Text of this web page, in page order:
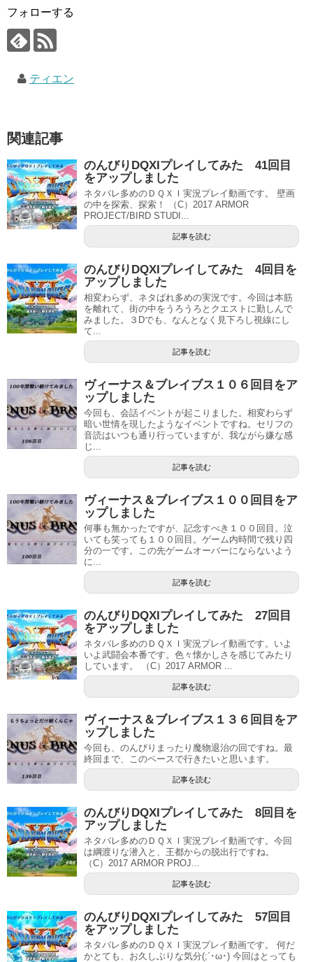
フォローする
ティエン
関連記事
のんびりDQXIプレイしてみた 41回目
をアップしました
ネタバレ多めのＤＱＸＩ実況プレイ動画です。 壁画
の中を探索、探索！ （C）2017 ARMOR
PROJECT/BIRD STUDI...
記事を読む
のんびりDQXIプレイしてみた 4回目を
アップしました
相変わらず、ネタばれ多めの実況です。今回は本筋
を離れて、街の中をうろうろとクエストに勤しんで
みました。３Dでも、なんとなく見下ろし視線にし
て...
記事を読む
ヴィーナス＆ブレイブス１０６回目をア
ップしました
今回も、会話イベントが起こりました。相変わらず
暗い世情を現したようなイベントですね。セリフの
音読はいつも通り行っていますが、我ながら嫌な感
じ...
記事を読む
ヴィーナス＆ブレイブス１００回目をア
ップしました
何事も無かったですが、記念すべき１００回目。泣
いても笑っても１００回目。ゲーム内時間で残り四
分の一です。この先ゲームオーバーにならないよう
に...
記事を読む
のんびりDQXIプレイしてみた 27回目
をアップしました
ネタバレ多めのＤＱＸＩ実況プレイ動画です。いよ
いよ武闘会本番です。色々懐かしさを感じてみたり
しています。 （C）2017 ARMOR ...
記事を読む
ヴィーナス＆ブレイブス１３６回目をア
ップしました
今回も、のんびりまったり魔物退治の回ですね。最
終回まで、このペースで行きたいと思います。
記事を読む
のんびりDQXIプレイしてみた 8回目を
アップしました
ネタバレ多めのＤＱＸＩ実況プレイ動画です。今回
は綱渡りな潜入と、王都からの脱出行ですね。
（C）2017 ARMOR PROJ...
記事を読む
のんびりDQXIプレイしてみた 57回目
をアップしました
ネタバレ多めのＤＱＸＩ実況プレイ動画です。 何だ
かとても、お久しぶりな気分(;´･ω･) 今回はとっても